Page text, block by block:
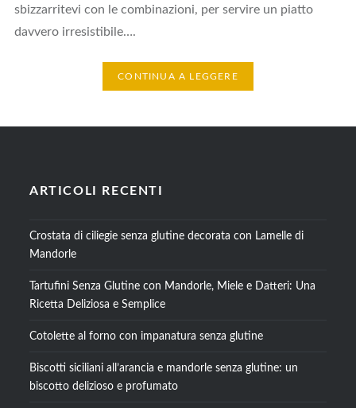
sbizzarritevi con le combinazioni, per servire un piatto
davvero irresistibile….
CONTINUA A LEGGERE
ARTICOLI RECENTI
Crostata di ciliegie senza glutine decorata con Lamelle di
Mandorle
Tartufini Senza Glutine con Mandorle, Miele e Datteri: Una
Ricetta Deliziosa e Semplice
Cotolette al forno con impanatura senza glutine
Biscotti siciliani all’arancia e mandorle senza glutine: un
biscotto delizioso e profumato